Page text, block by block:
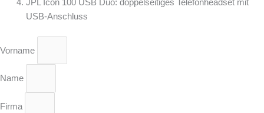
JPL Icon 100 USB Duo: doppelseitiges Telefonheadset mit
USB-Anschluss
Vorname
Name
Firma